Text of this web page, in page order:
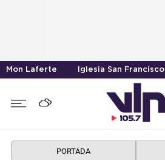
Mon Laferte Iglesia San Francisco
PORTADA